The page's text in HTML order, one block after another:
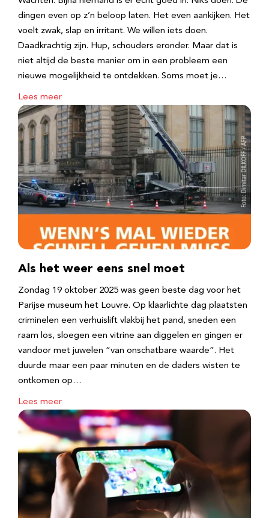
dingen even op z’n beloop laten. Het even aankijken. Het
voelt zwak, slap en irritant. We willen iets doen.
Daadkrachtig zijn. Hup, schouders eronder. Maar dat is
niet altijd de beste manier om in een probleem een
nieuwe mogelijkheid te ontdekken. Soms moet je…
Lees meer
Als het weer eens snel moet
Zondag 19 oktober 2025 was geen beste dag voor het
Parijse museum het Louvre. Op klaarlichte dag plaatsten
criminelen een verhuislift vlakbij het pand, sneden een
raam los, sloegen een vitrine aan diggelen en gingen er
vandoor met juwelen “van onschatbare waarde”. Het
duurde maar een paar minuten en de daders wisten te
ontkomen op…
Lees meer